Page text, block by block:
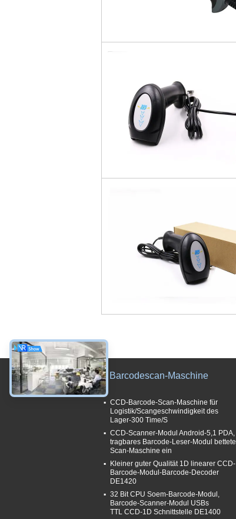
Barcodescan-Maschine
CCD-Barcode-Scan-Maschine für
Logistik/Scangeschwindigkeit des
Lager-300 Time/S
CCD-Scanner-Modul Android-5,1 PDA,
tragbares Barcode-Leser-Modul bettete
Scan-Maschine ein
Kleiner guter Qualität 1D linearer CCD-
Barcode-Modul-Barcode-Decoder
DE1420
32 Bit CPU Soem-Barcode-Modul,
Barcode-Scanner-Modul USBs
TTL CCD-1D Schnittstelle DE1400